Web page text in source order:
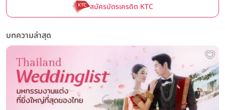
สมัครบัตรเครดิต KTC
บทความล่าสุด